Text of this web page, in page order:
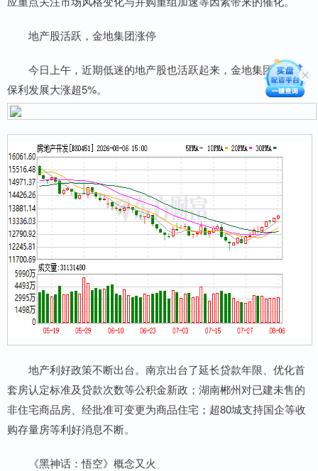
地产股活跃，金地集团涨停
今日上午，近期低迷的地产股也活跃起来，金地集团涨停，
保利发展大涨超5%。
地产利好政策不断出台。南京出台了延长贷款年限、优化首
套房认定标准及贷款次数等公积金新政；湖南郴州对已建未售的
非住宅商品房、经批准可变更为商品住宅；超80城支持国企等收
购存量房等利好消息不断。
《黑神话：悟空》概念又火